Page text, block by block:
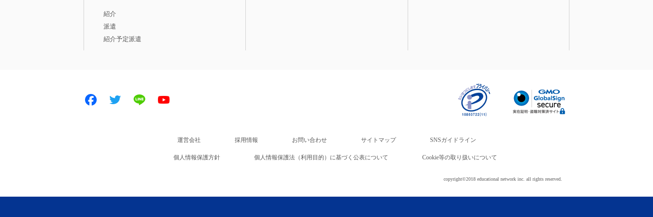
紹介
派遣
紹介予定派遣
Facebook Twitter LINE
運営会社 採用情報 お問い合わせ サイトマップ SNSガイドライン
個人情報保護方針 個人情報保護法（利用目的）に基づく公表について Cookie等の取り扱いについて
copyright©2018 educational network inc. all rights reserved.